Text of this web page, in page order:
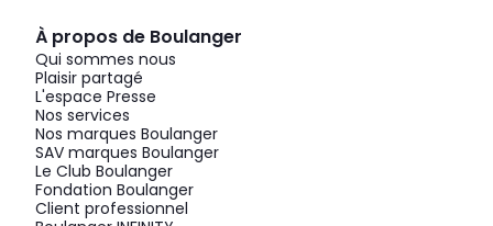
À propos de Boulanger
Qui sommes nous
Plaisir partagé
L'espace Presse
Nos services
Nos marques Boulanger
SAV marques Boulanger
Le Club Boulanger
Fondation Boulanger
Client professionnel